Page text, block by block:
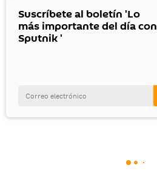
Suscríbete al boletín 'Lo
más importante del día con
Sputnik '